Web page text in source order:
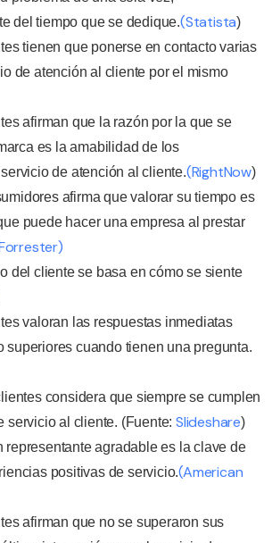
del tiempo que se dedique.(Statista)
tienen que ponerse en contacto varias
de atención al cliente por el mismo
afirman que la razón por la que se
es la amabilidad de los
de atención al cliente.(RightNow)
afirma que valorar su tiempo es
puede hacer una empresa al prestar
del cliente se basa en cómo se siente
valoran las respuestas inmediatas
superiores cuando tienen una pregunta.
considera que siempre se cumplen
servicio al cliente. (Fuente: Slideshare)
representante agradable es la clave de
positivas de servicio.(American
afirman que no se superaron sus